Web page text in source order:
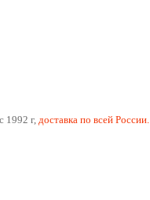
1992 г, доставка по всей России.